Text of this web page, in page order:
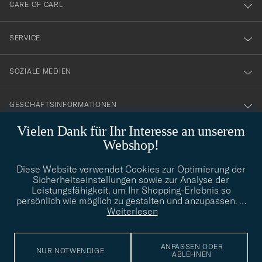
Vielen Dank für Ihr Interesse an unserem
Webshop!
Diese Website verwendet Cookies zur Optimierung der
Sicherheitseinstellungen sowie zur Analyse der
Leistungsfähigkeit, um Ihr Shopping-Erlebnis so
persönlich wie möglich zu gestalten und anzupassen. …
Weiterlesen
NUR NOTWENDIGE
ANPASSEN ODER
ABLEHNEN
vårt
nyhetsbrev!
CARE OF CARL
SERVICE
SOZIALE MEDIEN
GESCHÄFTSINFORMATIONEN
info@careofcarl.de
Benötigen Sie Hilfe bei der Suche nach Ihrem persönlichen Stil?
Wenden Sie sich an uns, wir helfen Ihnen gerne weiter!
STILBERATUNG